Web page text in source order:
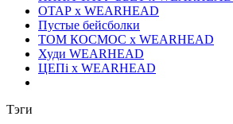
ОТАР х WEARHEAD
Пустые бейсболки
ТОМ КОСМОС x WEARHEAD
Худи WEARHEAD
ЦЕПi x WEARHEAD
Тэги